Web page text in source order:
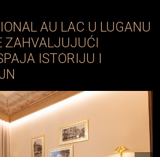
AU LAC U LUGANU
ZAHVALJUJUĆI
ISTORIJU I